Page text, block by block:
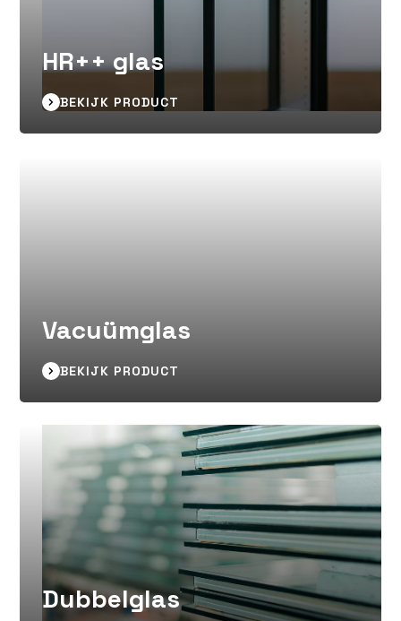
HR++ glas
BEKIJK PRODUCT
Vacuümglas
BEKIJK PRODUCT
Dubbelglas